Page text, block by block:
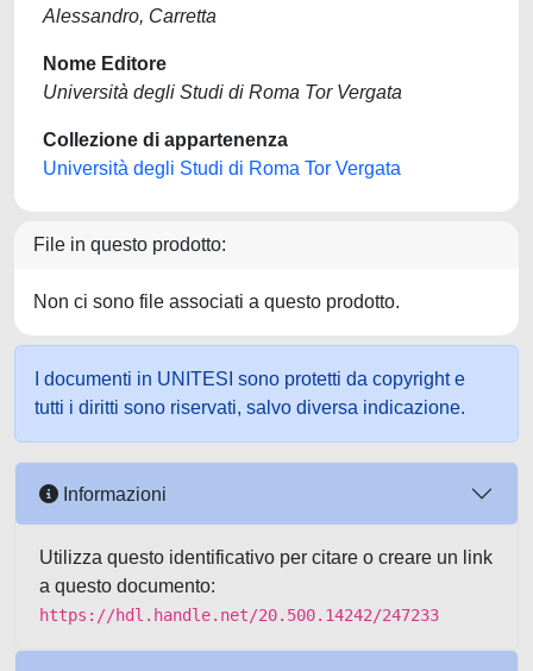
Alessandro, Carretta
Nome Editore
Università degli Studi di Roma Tor Vergata
Collezione di appartenenza
Università degli Studi di Roma Tor Vergata
File in questo prodotto:
Non ci sono file associati a questo prodotto.
I documenti in UNITESI sono protetti da copyright e
tutti i diritti sono riservati, salvo diversa indicazione.
Informazioni
Utilizza questo identificativo per citare o creare un link
a questo documento:
https://hdl.handle.net/20.500.14242/247233